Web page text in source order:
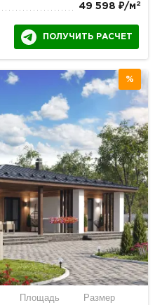
49 598 ₽/м 2
ПОЛУЧИТЬ РАСЧЕТ
%
Площадь Размер